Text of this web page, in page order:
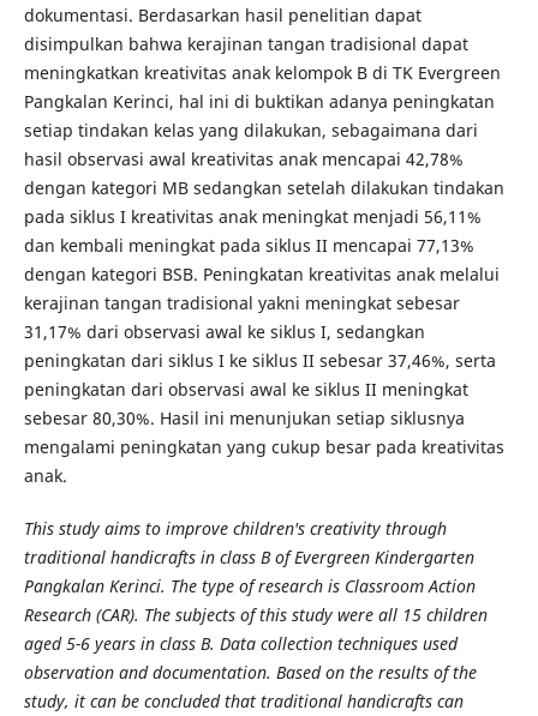
dokumentasi. Berdasarkan hasil penelitian dapat
disimpulkan bahwa kerajinan tangan tradisional dapat
meningkatkan kreativitas anak kelompok B di TK Evergreen
Pangkalan Kerinci, hal ini di buktikan adanya peningkatan
setiap tindakan kelas yang dilakukan, sebagaimana dari
hasil observasi awal kreativitas anak mencapai 42,78%
dengan kategori MB sedangkan setelah dilakukan tindakan
pada siklus I kreativitas anak meningkat menjadi 56,11%
dan kembali meningkat pada siklus II mencapai 77,13%
dengan kategori BSB. Peningkatan kreativitas anak melalui
kerajinan tangan tradisional yakni meningkat sebesar
31,17% dari observasi awal ke siklus I, sedangkan
peningkatan dari siklus I ke siklus II sebesar 37,46%, serta
peningkatan dari observasi awal ke siklus II meningkat
sebesar 80,30%. Hasil ini menunjukan setiap siklusnya
mengalami peningkatan yang cukup besar pada kreativitas
anak.
This study aims to improve children's creativity through
traditional handicrafts in class B of Evergreen Kindergarten
Pangkalan Kerinci. The type of research is Classroom Action
Research (CAR). The subjects of this study were all 15 children
aged 5-6 years in class B. Data collection techniques used
observation and documentation. Based on the results of the
study, it can be concluded that traditional handicrafts can